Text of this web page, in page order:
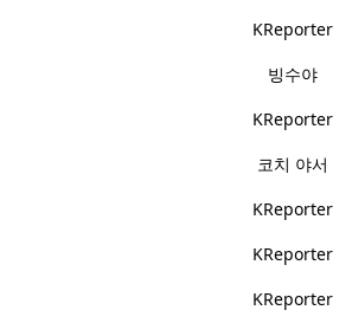
KReporter
빙수야
KReporter
코치 야서
KReporter
KReporter
KReporter